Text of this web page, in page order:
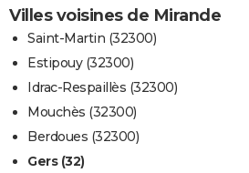
Villes voisines de Mirande
Saint-Martin (32300)
Estipouy (32300)
Idrac-Respaillès (32300)
Mouchès (32300)
Berdoues (32300)
Gers (32)